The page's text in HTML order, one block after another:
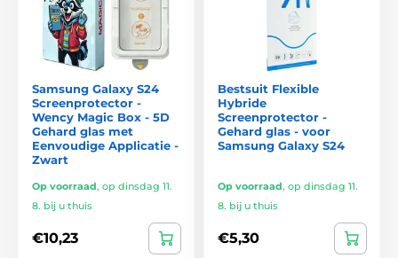
Samsung Galaxy S24
Screenprotector -
Wency Magic Box - 5D
Gehard glas met
Eenvoudige Applicatie -
Zwart
Op voorraad, op dinsdag 11.
8. bij u thuis
€10,23
Bestsuit Flexible
Hybride
Screenprotector -
Gehard glas - voor
Samsung Galaxy S24
Op voorraad, op dinsdag 11.
8. bij u thuis
€5,30